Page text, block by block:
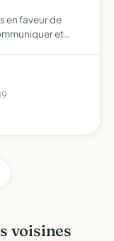
en faveur de
et
voisines